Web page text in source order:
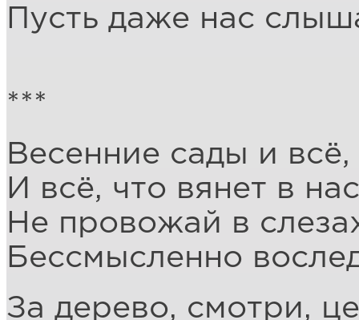
Пусть даже нас
***
Весенние сады и
И всё, что вянет в
Не провожай в
Бессмысленно
За дерево, смотри,